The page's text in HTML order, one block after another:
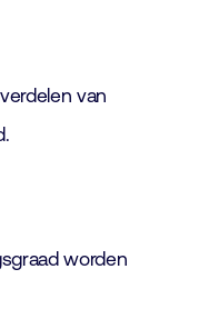
van
worden